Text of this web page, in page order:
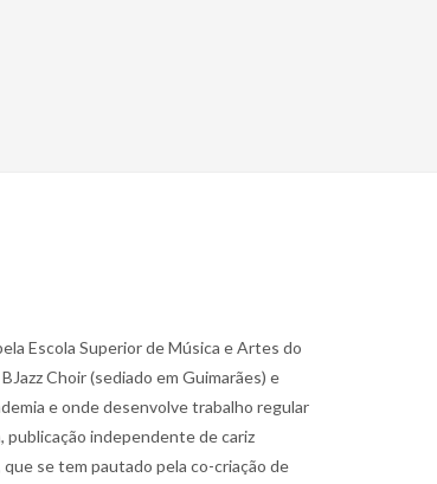
Escola Superior de Música e Artes do
Choir (sediado em Guimarães) e
e onde desenvolve trabalho regular
publicação independente de cariz
se tem pautado pela co-criação de